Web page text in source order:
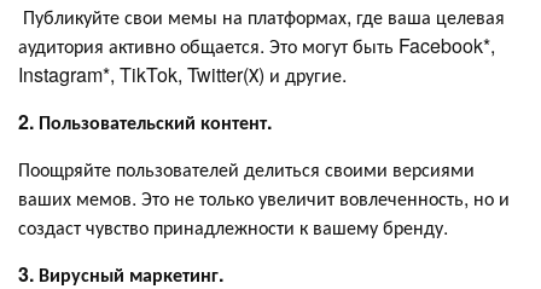
Публикуйте свои мемы на платформах, где ваша целевая
аудитория активно общается. Это могут быть Facebook*,
Instagram*, TikTok, Twitter(Х) и другие.
2. Пользовательский контент.
Поощряйте пользователей делиться своими версиями
ваших мемов. Это не только увеличит вовлеченность, но и
создаст чувство принадлежности к вашему бренду.
3. Вирусный маркетинг.